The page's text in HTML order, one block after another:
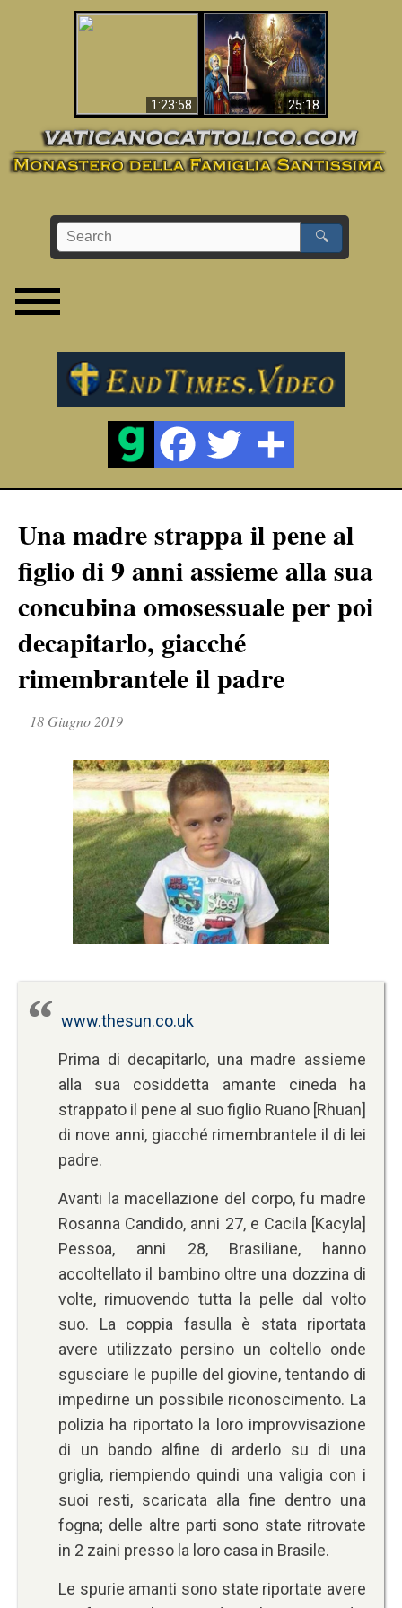
1:23:58 25:18
La Bibbia ha previsto
70 anni senza Papa?
🔍
Una madre strappa il pene al
figlio di 9 anni assieme alla sua
concubina omosessuale per poi
decapitarlo, giacché
rimembrantele il padre
18 Giugno 2019
www.thesun.co.uk
Prima di decapitarlo, una madre assieme
alla sua cosiddetta amante cineda ha
strappato il pene al suo figlio Ruano [Rhuan]
di nove anni, giacché rimembrantele il di lei
padre.
Avanti la macellazione del corpo, fu madre
Rosanna Candido, anni 27, e Cacila [Kacyla]
Pessoa, anni 28, Brasiliane, hanno
accoltellato il bambino oltre una dozzina di
volte, rimuovendo tutta la pelle dal volto
suo. La coppia fasulla è stata riportata
avere utilizzato persino un coltello onde
sgusciare le pupille del giovine, tentando di
impedirne un possibile riconoscimento. La
polizia ha riportato la loro improvvisazione
di un bando alfine di arderlo su di una
griglia, riempiendo quindi una valigia con i
suoi resti, scaricata alla fine dentro una
fogna; delle altre parti sono state ritrovate
in 2 zaini presso la loro casa in Brasile.
Le spurie amanti sono state riportate avere